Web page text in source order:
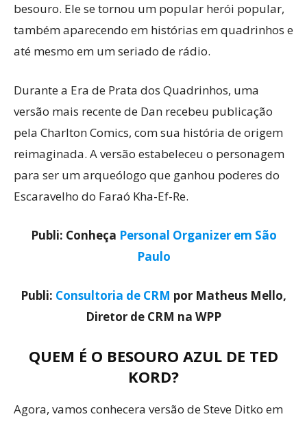
besouro. Ele se tornou um popular herói popular,
também aparecendo em histórias em quadrinhos e
até mesmo em um seriado de rádio.
Durante a Era de Prata dos Quadrinhos, uma
versão mais recente de Dan recebeu publicação
pela Charlton Comics, com sua história de origem
reimaginada. A versão estabeleceu o personagem
para ser um arqueólogo que ganhou poderes do
Escaravelho do Faraó Kha-Ef-Re.
Publi: Conheça Personal Organizer em São
Paulo
Publi: Consultoria de CRM por Matheus Mello,
Diretor de CRM na WPP
QUEM É O BESOURO AZUL DE TED
KORD?
Agora, vamos conhecera versão de Steve Ditko em